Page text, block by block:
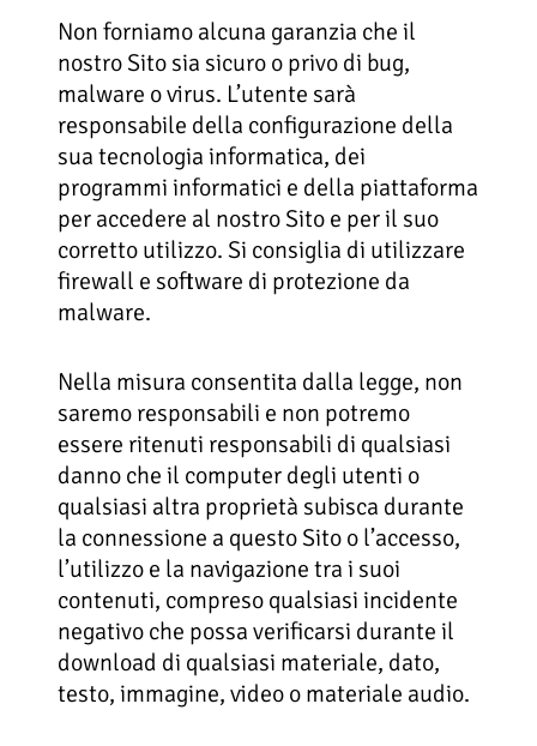
Non forniamo alcuna garanzia che il
nostro Sito sia sicuro o privo di bug,
malware o virus. L’utente sarà
responsabile della configurazione della
sua tecnologia informatica, dei
programmi informatici e della piattaforma
per accedere al nostro Sito e per il suo
corretto utilizzo. Si consiglia di utilizzare
firewall e software di protezione da
malware.
Nella misura consentita dalla legge, non
saremo responsabili e non potremo
essere ritenuti responsabili di qualsiasi
danno che il computer degli utenti o
qualsiasi altra proprietà subisca durante
la connessione a questo Sito o l’accesso,
l’utilizzo e la navigazione tra i suoi
contenuti, compreso qualsiasi incidente
negativo che possa verificarsi durante il
download di qualsiasi materiale, dato,
testo, immagine, video o materiale audio.